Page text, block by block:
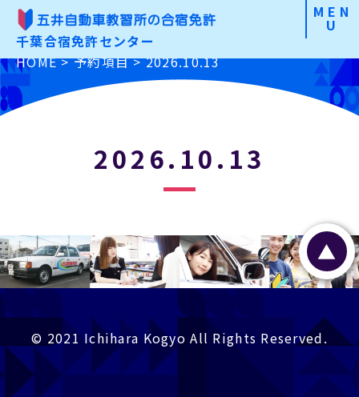
千葉合宿免許センター合宿免許の魅力
お申込みの手順
よくあるご質問
入校前Check
特定商取引に基づく表記
プライバシーポリシー
MEN
U
HOME >予約項目 >2026.10.13
2026.10.13
▲
© 2021 Ichihara Kogyo All Rights Reserved.